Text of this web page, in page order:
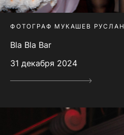
ФОТОГРАФ МУКАШЕВ РУСЛАН
Bla Bla Bar
31 декабря 2024